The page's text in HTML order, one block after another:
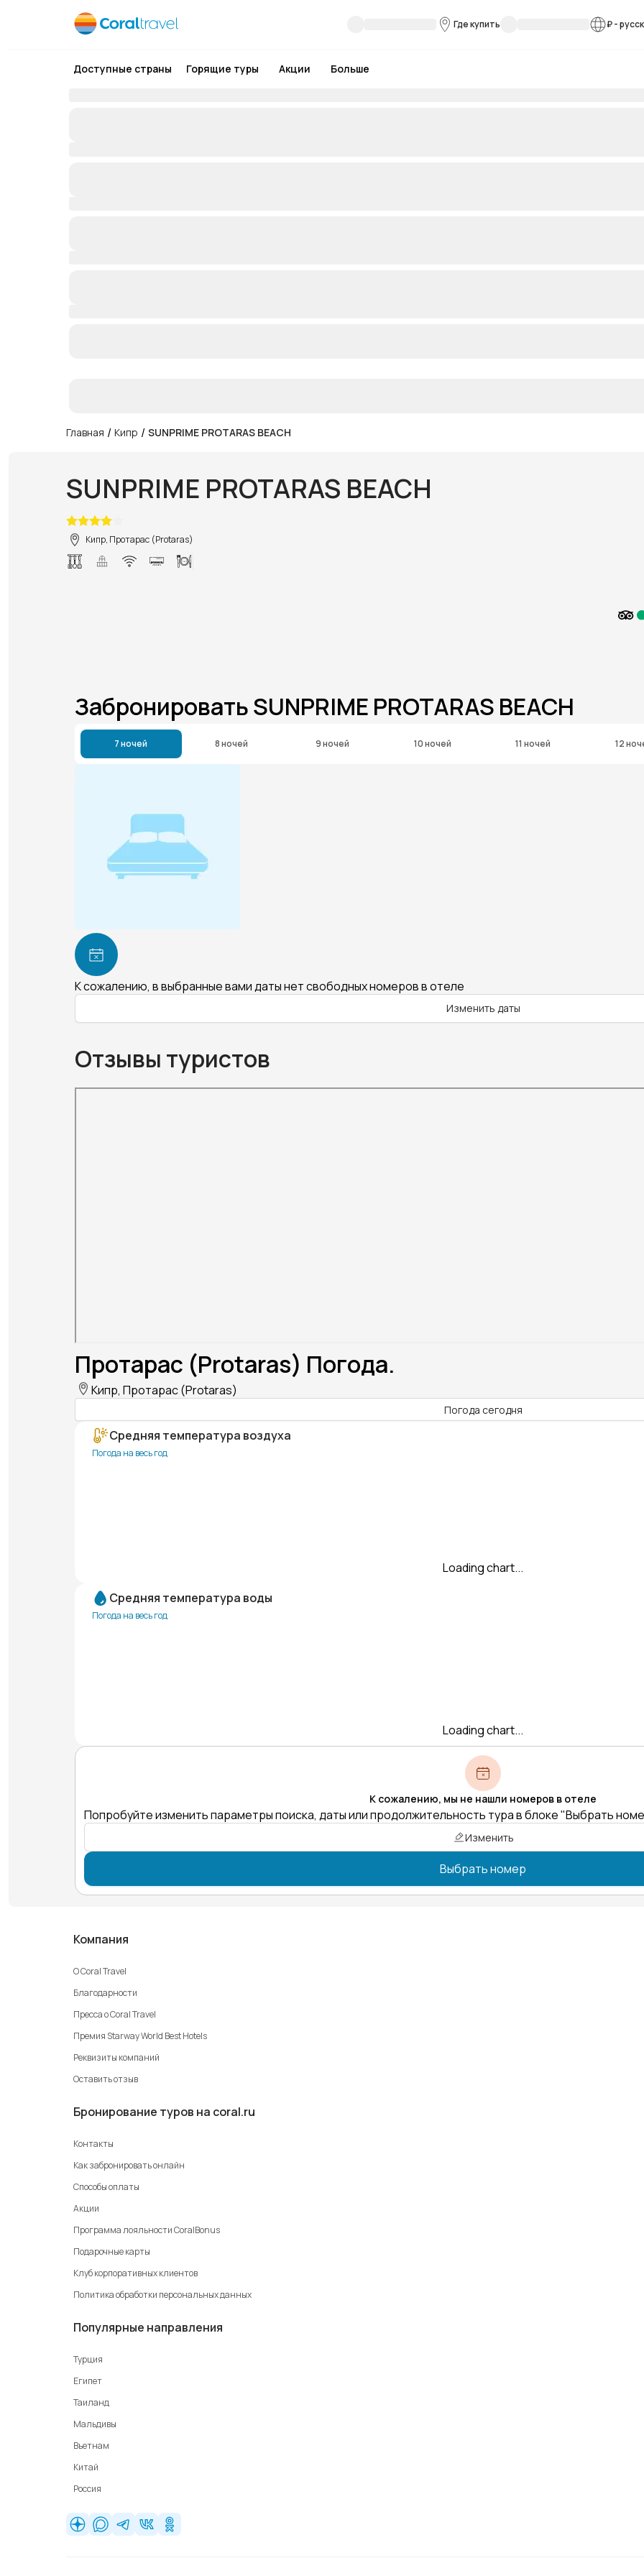
Где купить ₽-
Доступные страны Горящие туры Акции Больше
Главная / Кипр / SUNPRIME PROTARAS BEACH
SUNPRIME PROTARAS BEACH
Кипр, Протарас (Protaras)
Забронировать SUNPRIME PROTARAS BEACH
7 ночей 8 ночей 9 ночей 10 ночей 11 ночей 12
К сожалению, в выбранные вами даты нет свободных номеров в отеле
Изменить даты
Отзывы туристов
Протарас (Protaras) Погода.
Кипр, Протарас (Protaras)
Погода сегодня
Средняя температура воздуха
Погода на весь год
Loading chart...
Средняя температура воды
Погода на весь год
Loading chart...
К сожалению, мы не нашли номеров в отеле
Попробуйте изменить параметры поиска, даты или продолжительность тура в блоке "Выбрать
Изменить
Выбрать номер
Компания
О Coral Travel
Благодарности
Пресса о Coral Travel
Премия Starway World Best Hotels
Реквизиты компаний
Оставить отзыв
Бронирование туров на coral.ru
Контакты
Как забронировать онлайн
Способы оплаты
Акции
Программа лояльности CoralBonus
Подарочные карты
Клуб корпоративных клиентов
Политика обработки персональных данных
Популярные направления
Турция
Египет
Таиланд
Мальдивы
Вьетнам
Китай
Россия